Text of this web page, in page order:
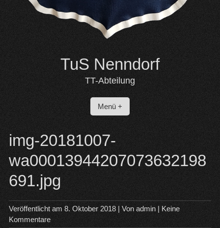
TuS Nenndorf
TT-Abteilung
Menü +
img-20181007-
wa00013944207073632198
691.jpg
Veröffentlicht am 8. Oktober 2018| Von admin| Keine
Kommentare